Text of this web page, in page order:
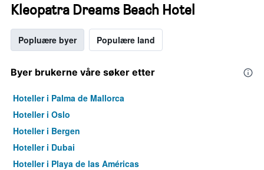
Kleopatra Dreams Beach Hotel
Popluære byer Populære land
Byer brukerne våre søker etter
Hoteller i Palma de Mallorca
Hoteller i Oslo
Hoteller i Bergen
Hoteller i Dubai
Hoteller i Playa de las Américas